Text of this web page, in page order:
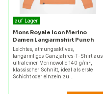
auf Lager
Mons Royale Icon Merino
Damen Langarmshirt Punch
Leichtes, atmungsaktives,
langärmliges Ganzjahres-T-Shirt aus
ultrafeiner Merinowolle 140 g/m²,
klassischer Schnitt, ideal als erste
Schicht oder einzeln zu…